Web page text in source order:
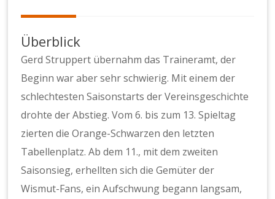
Überblick
Gerd Struppert übernahm das Traineramt, der
Beginn war aber sehr schwierig. Mit einem der
schlechtesten Saisonstarts der Vereinsgeschichte
drohte der Abstieg. Vom 6. bis zum 13. Spieltag
zierten die Orange-Schwarzen den letzten
Tabellenplatz. Ab dem 11., mit dem zweiten
Saisonsieg, erhellten sich die Gemüter der
Wismut-Fans, ein Aufschwung begann langsam,